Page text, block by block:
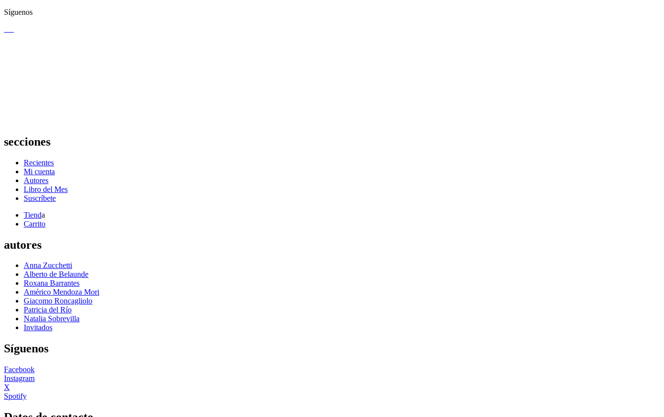
Síguenos
secciones
Recientes
Mi cuenta
Autores
Libro del Mes
Suscríbete
Tienda
Carrito
autores
Anna Zucchetti
Alberto de Belaunde
Roxana Barrantes
Américo Mendoza Mori
Giacomo Roncagliolo
Patricia del Río
Natalia Sobrevilla
Invitados
Síguenos
Facebook
Instagram
X
Spotify